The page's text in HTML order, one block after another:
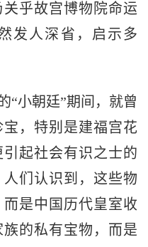
乎故宫博物院命运
发人深省，启示多
“小朝廷”期间，就曾
，特别是建福宫花
起社会有识之士的
们认识到，这些物
是中国历代皇室收
的私有宝物，而是